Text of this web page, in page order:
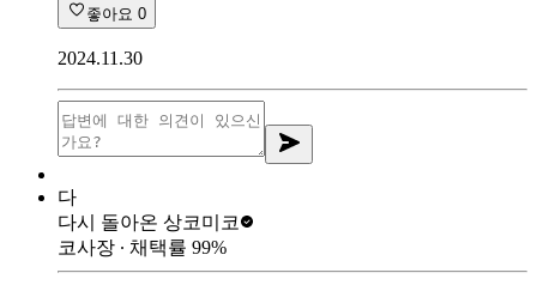
좋아요 0
2024.11.30
다
다시 돌아온 상코미코
코사장 ∙ 채택률 99%